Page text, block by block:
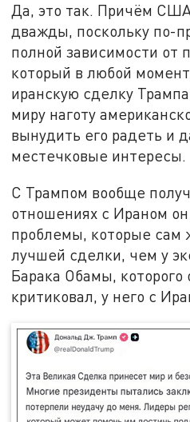
Да, это так. Причём
дважды, поскольку по-
полной зависимости от
который в любой
иранскую сделку
миру наготу
вынудить его радеть и
местечковые интересы.
С Трампом вообще
отношениях с Ираном
проблемы, которые сам
лучшей сделки, чем у
Барака Обамы, которого
критиковал, у него с